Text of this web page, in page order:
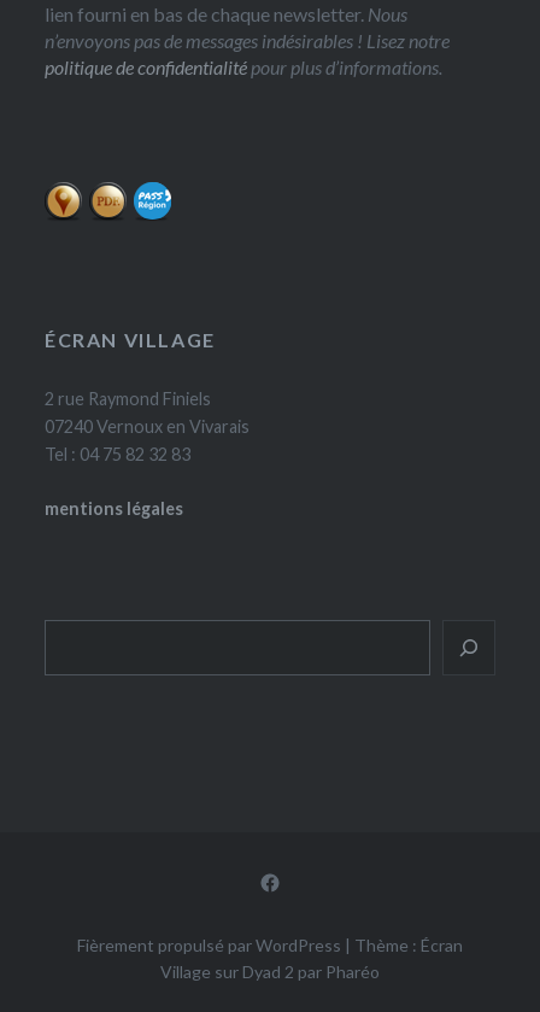
lien fourni en bas de chaque newsletter. Nous
n’envoyons pas de messages indésirables ! Lisez notre
politique de confidentialité pour plus d’informations.
ÉCRAN VILLAGE
2 rue Raymond Finiels
07240 Vernoux en Vivarais
Tel : 04 75 82 32 83
mentions légales
Facebook
Fièrement propulsé par WordPress | Thème : Écran
Village sur Dyad 2 par Pharéo